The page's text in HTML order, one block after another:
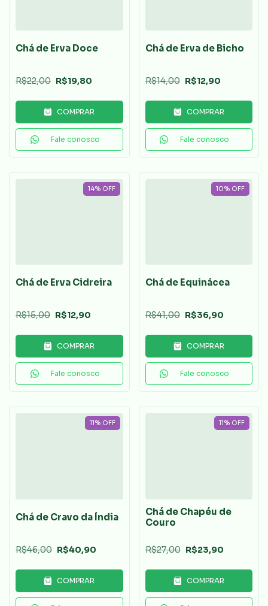
Chá de Erva Doce
R$22,00 R$19,80
COMPRAR
Fale conosco
Chá de Erva de Bicho
R$14,00 R$12,90
COMPRAR
Fale conosco
14% OFF
Chá de Erva Cidreira
R$15,00 R$12,90
COMPRAR
Fale conosco
10% OFF
Chá de Equinácea
R$41,00 R$36,90
COMPRAR
Fale conosco
11% OFF
Chá de Cravo da Índia
R$46,00 R$40,90
COMPRAR
11% OFF
Chá de Chapéu de
Couro
R$27,00 R$23,90
COMPRAR